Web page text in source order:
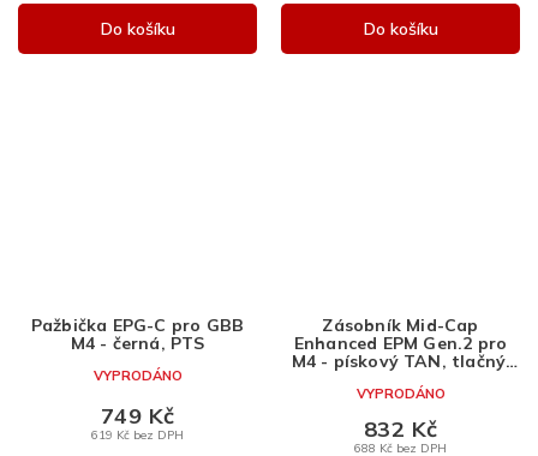
Do košíku Do košíku
Pažbička EPG-C pro GBB
M4 - černá, PTS
VYPRODÁNO
619 Kč bez DPH
749 Kč
Zásobník Mid-Cap
Enhanced EPM Gen.2 pro
M4 - pískový TAN, tlačný,
VYPRODÁNO
688 Kč bez DPH
832 Kč